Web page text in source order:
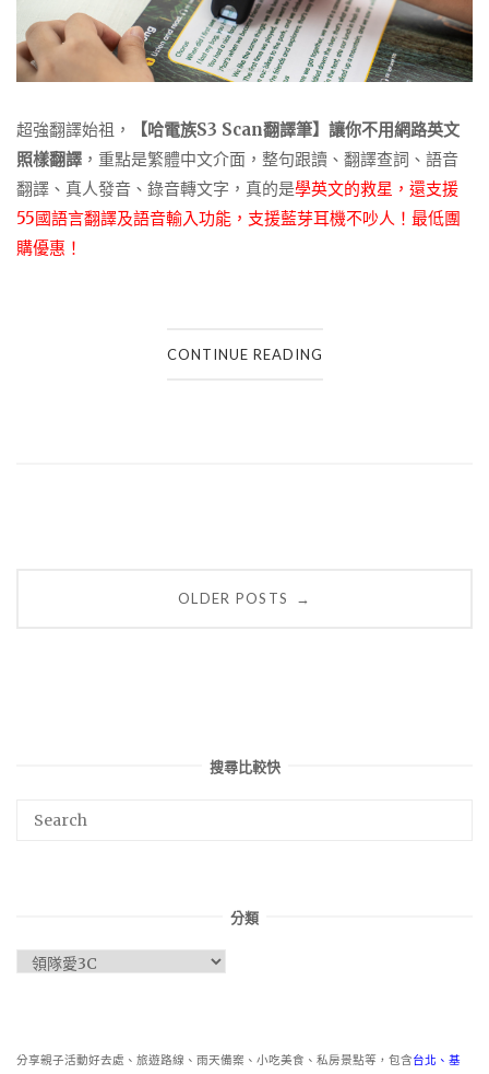
超強翻譯始祖，
【哈電族S3 Scan翻譯筆】讓你不用網路英文
照樣翻譯 ，重點是繁體中文介面，整句跟讀、翻譯查詞、語音
翻譯、真人發音、錄音轉文字，真的是學英文的救星， 還支援
55國語言翻譯及語音輸入功能，支援藍芽耳機不吵人！最低團
購優惠！
CONTINUE READING
OLDER POSTS →
搜尋比較快
分類
分享親子活動好去處、旅遊路線、雨天備案、小吃美食、私房景點等，包含台北 、 基